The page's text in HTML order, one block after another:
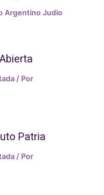
Argentino Judio
/ Por
Patria
/ Por